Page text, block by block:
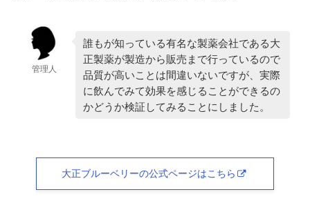
管理人
誰もが知っている有名な製薬会社である大
正製薬が製造から販売まで行っているので
品質が高いことは間違いないですが、実際
に飲んでみて効果を感じることができるの
かどうか検証してみることにしました。
大正ブルーベリーの公式ページはこちら